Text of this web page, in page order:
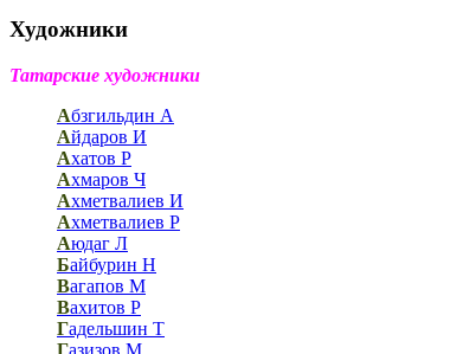
Художники
Татарские художники
Абзгильдин А
Айдаров И
Ахатов Р
Ахмаров Ч
Ахметвалиев И
Ахметвалиев Р
Аюдаг Л
Байбурин Н
Вагапов М
Вахитов Р
Гадельшин Т
Газизов М